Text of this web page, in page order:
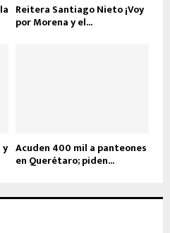
Reitera Santiago Nieto ¡Voy
por Morena y el...
y Acuden 400 mil a panteones
en Querétaro; piden...